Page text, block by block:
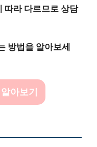
따라 다르므로 상담
방법을 알아보세
아보기